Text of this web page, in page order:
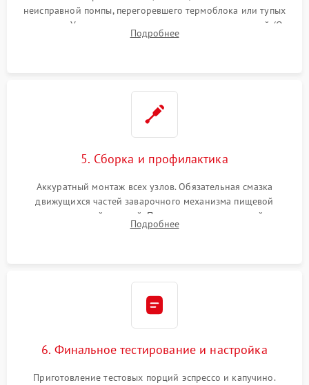
неисправной помпы, перегоревшего термоблока или тупых
жерновов. Установка новых силиконовых уплотнителей (O-
ring) и тефлоновых трубок для надежного устранения
Подробнее
5. Сборка и профилактика
Аккуратный монтаж всех узлов. Обязательная смазка
движущихся частей заварочного механизма пищевой
силиконовой смазкой. Проведение программной
декальцинации и очистки системы от кофейных масел.
Подробнее
6. Финальное тестирование и настройка
Приготовление тестовых порций эспрессо и капучино.